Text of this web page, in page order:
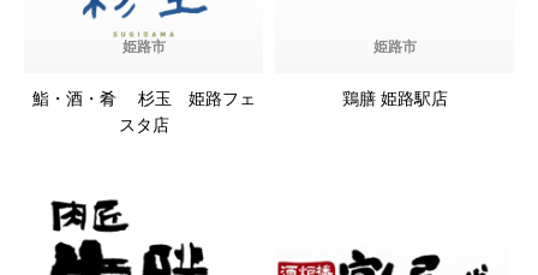
姫路市
鮨・酒・肴 杉玉 姫路フェ
スタ店
姫路市
鶏膳 姫路駅店